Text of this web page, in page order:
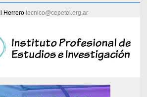
Herrero tecnico@cepetel.org.ar